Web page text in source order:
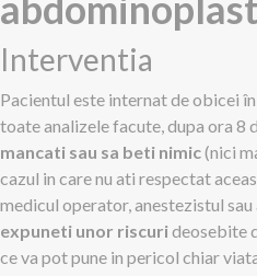
Interventia
Pacientul este internat de obicei
toate analizele facute, dupa ora 8
mancati sau sa beti nimic(nici
cazul in care nu ati respectat
medicul operator, anestezistul sau
expuneti unor riscurideosebite
ce va pot pune in pericol chiar